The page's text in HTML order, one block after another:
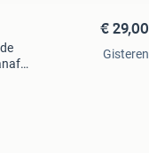
€ 29,00
Gisteren